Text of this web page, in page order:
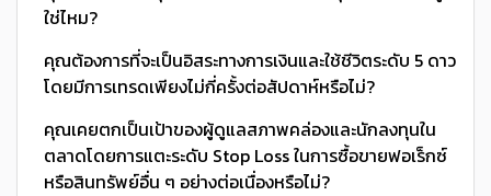
ใช่ไหม?
คุณต้องการที่จะเป็นอิสระทางการเงินและใช้ชีวิตระดับ 5 ดาว
โดยมีการเทรดเพียงไม่กี่ครั้งต่อสัปดาห์หรือไม่?
คุณเคยตกเป็นเป้าของผู้ดูแลสภาพคล่องและนักลงทุนใน
ตลาดโดยการแตะระดับ Stop Loss ในการซื้อขายฟอเร็กซ์
หรือสินทรัพย์อื่น ๆ อย่างต่อเนื่องหรือไม่?